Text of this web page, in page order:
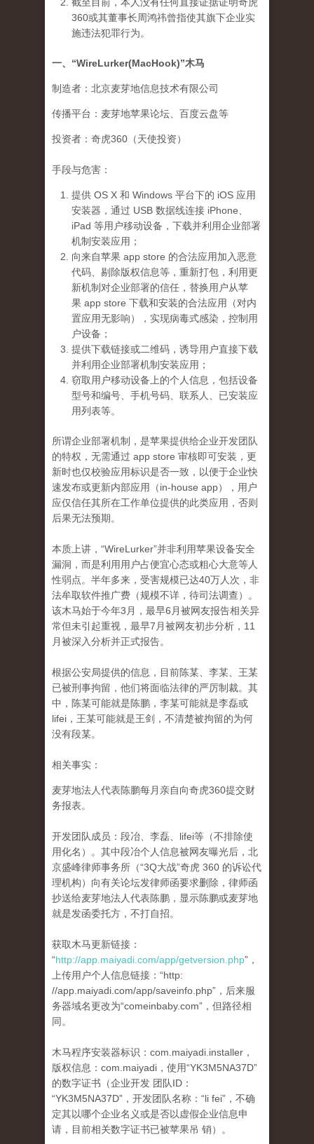
360或其董事长周鸿祎曾指使其旗下企业实
施违法犯罪行为。
一、“WireLurker(MacHook)”木马
制造者：北京麦芽地信息技术有限公司
传播平台：麦芽地苹果论坛、百度云盘等
投资者：奇虎360（天使投资）
手段与危害：
提供 OS X 和 Windows 平台下的 iOS 应用
安装器，通过 USB 数据线连接 iPhone、
iPad 等用户移动设备，下载并利用企业部署
机制安装应用；
向来自苹果 app store 的合法应用加入恶意
代码、剔除版权信息等，重新打包，利用更
新机制对企业部署的信任，替换用户从苹
果 app store 下载和安装的合法应用（对内
置应用无影响），实现病毒式感染，控制用
户设备；
提供下载链接或二维码，诱导用户直接下载
并利用企业部署机制安装应用；
窃取用户移动设备上的个人信息，包括设备
型号和编号、手机号码、联系人、已安装应
用列表等。
所谓企业部署机制，是苹果提供给企业开发团队
的特权，无需通过 app store 审核即可安装，更
新时也仅校验应用标识是否一致，以便于企业快
速发布或更新内部应用（in-house app），用户
应仅信任其所在工作单位提供的此类应用，否则
后果无法预期。
本质上讲，“WireLurker”并非利用苹果设备安全
漏洞，而是利用用户占便宜心态或粗心大意等人
性弱点。半年多来，受害规模已达40万人次，非
法牟取软件推广费（规模不详，待司法调查）。
该木马始于今年3月，最早6月被网友报告相关异
常但未引起重视，最早7月被网友初步分析，11
月被深入分析并正式报告。
根据公安局提供的信息，目前陈某、李某、王某
已被刑事拘留，他们将面临法律的严厉制裁。其
中，陈某可能就是陈鹏，李某可能就是李磊或
lifei，王某可能就是王剑，不清楚被拘留的为何
没有段某。
相关事实：
麦芽地法人代表陈鹏每月亲自向奇虎360提交财
务报表。
开发团队成员：段冶、李磊、lifei等（不排除使
用化名）。其中段冶个人信息被网友曝光后，北
京盛峰律师事务所（“3Q大战”奇虎 360 的诉讼代
理机构）向有关论坛发律师函要求删除，律师函
抄送给麦芽地法人代表陈鹏，显示陈鹏或麦芽地
就是发函委托方，不打自招。
获取木马更新链接：
“http://app.maiyadi.com/app/getversion.php”，
上传用户个人信息链接：“http:
//app.maiyadi.com/app/saveinfo.php”，后来服
务器域名更改为“comeinbaby.com”，但路径相
同。
木马程序安装器标识：com.maiyadi.installer，
版权信息：com.maiyadi，使用“YK3M5NA37D”
的数字证书（企业开发 团队ID：
“YK3M5NA37D”，开发团队名称：“li fei”，不确
定其以哪个企业名义或是否以虚假企业信息申
请，目前相关数字证书已被苹果吊 销）。